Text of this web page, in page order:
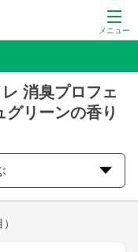
メニュー
消臭プロフェ
グリーンの香り